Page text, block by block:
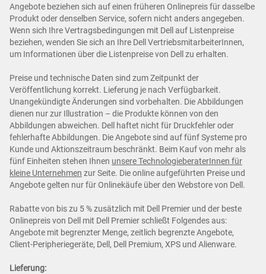
Angebote beziehen sich auf einen früheren Onlinepreis für dasselbe
Produkt oder denselben Service, sofern nicht anders angegeben.
Wenn sich Ihre Vertragsbedingungen mit Dell auf Listenpreise
beziehen, wenden Sie sich an Ihre Dell VertriebsmitarbeiterInnen,
um Informationen über die Listenpreise von Dell zu erhalten.
Preise und technische Daten sind zum Zeitpunkt der
Veröffentlichung korrekt. Lieferung je nach Verfügbarkeit.
Unangekündigte Änderungen sind vorbehalten. Die Abbildungen
dienen nur zur Illustration – die Produkte können von den
Abbildungen abweichen. Dell haftet nicht für Druckfehler oder
fehlerhafte Abbildungen. Die Angebote sind auf fünf Systeme pro
Kunde und Aktionszeitraum beschränkt. Beim Kauf von mehr als
fünf Einheiten stehen Ihnen unsere TechnologieberaterInnen für
kleine Unternehmen zur Seite. Die online aufgeführten Preise und
Angebote gelten nur für Onlinekäufe über den Webstore von Dell.
Rabatte von bis zu 5 % zusätzlich mit Dell Premier und der beste
Onlinepreis von Dell mit Dell Premier schließt Folgendes aus:
Angebote mit begrenzter Menge, zeitlich begrenzte Angebote,
Client-Peripheriegeräte, Dell, Dell Premium, XPS und Alienware.
Lieferung: